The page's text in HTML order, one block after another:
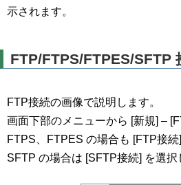
示されます。
FTP/FTPS/FTPES/SFTP
FTP接続の画像で説明します。
画面下部のメニューから [新規] –
FTPS、FTPES の場合も [FTP接続
SFTP の場合は [SFTP接続] を選択